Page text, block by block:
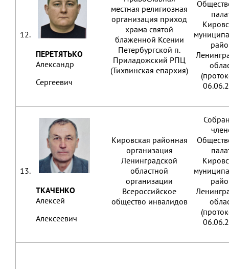
12.
ПЕРЕТЯТЬКО
Александр
Сергеевич
местная религиозная
организация приход
храма святой
блаженной Ксении
Петербургской п.
Приладожский РПЦ
(Тихвинская епархия)
13.
ТКАЧЕНКО
Алексей
Алексеевич
Кировская районная
организация
Ленинградской
областной
организации
Всероссийское
общество инвалидов